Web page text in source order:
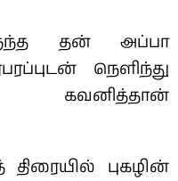
தன் அப்பா
நெளிந்து
கவனித்தான்
புகழின்